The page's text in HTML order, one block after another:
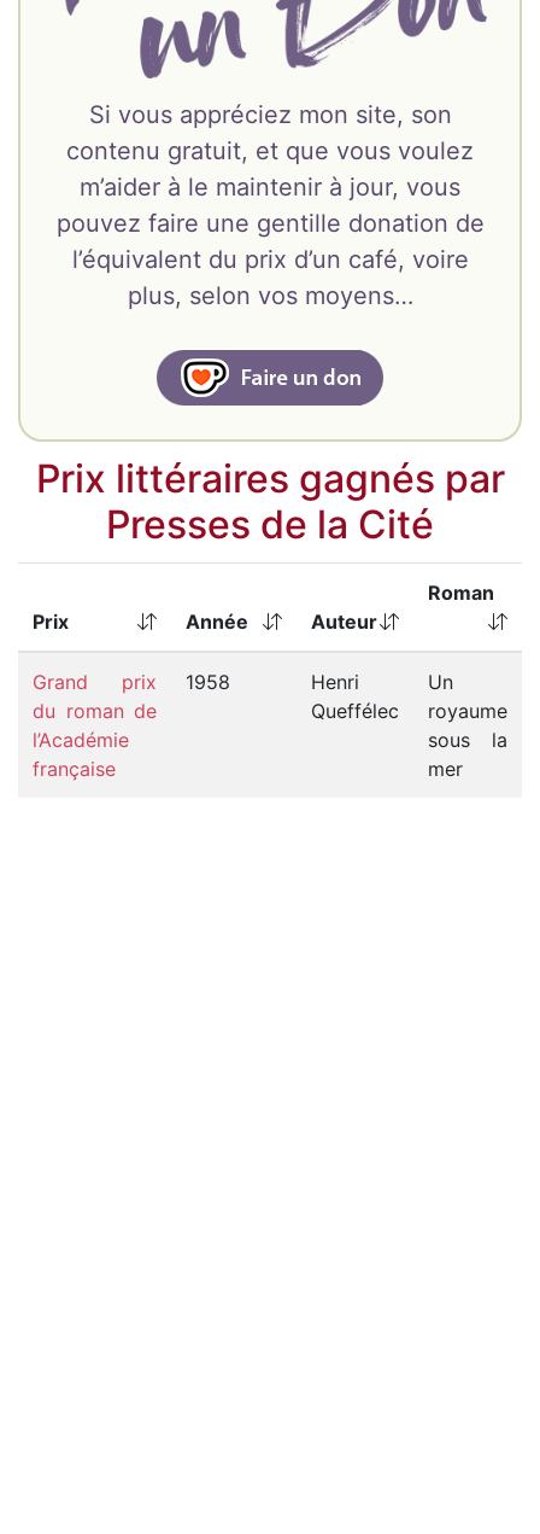
Si vous appréciez mon site, son
contenu gratuit, et que vous voulez
m’aider à le maintenir à jour, vous
pouvez faire une gentille donation de
l’équivalent du prix d’un café, voire
plus, selon vos moyens…
Prix littéraires gagnés par
Presses de la Cité
Prix Année Auteur
Roman
Grand prix
du roman de
l’Académie
française
1958
Henri
Queffélec
Un
royaume
sous la
mer